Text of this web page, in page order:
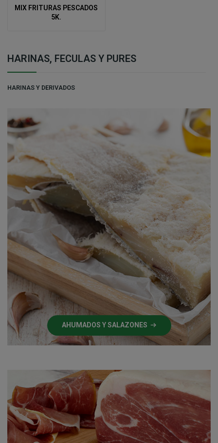
HARINAS, FECULAS Y PURES
HARINAS Y DERIVADOS
AHUMADOS Y SALAZONES
MIX FRITURAS PESCADOS
5K.